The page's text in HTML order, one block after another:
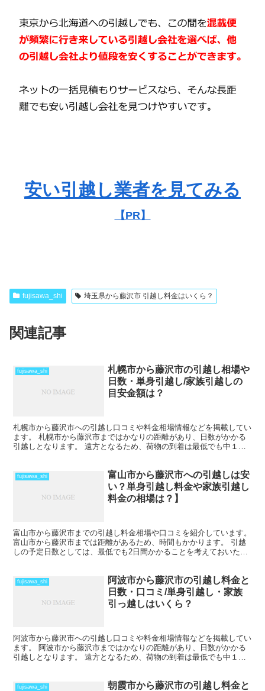
安い引越し業者を見てみる
【PR】
fujisawa_shi 埼玉県から藤沢市 引越し料金はいくら？
関連記事
fujisawa_shi
札幌市から藤沢市の引越し相場や
日数・単身引越し/家族引越しの
目安金額は？
札幌市から藤沢市への引越し口コミや料金相場情報などを掲載してい
ます。 札幌市から藤沢市まではかなりの距離があり、日数がかかる
引越しとなります。 遠方となるため、荷物の到着は最低でも中１日
fujisawa_shi
富山市から藤沢市への引越しは安
い？単身引越し料金や家族引越し
料金の相場は？】
富山市から藤沢市までの引越し料金相場や口コミを紹介しています。
富山市から藤沢市までは距離があるため、時間もかかります。 引越
しの予定日数としては、最低でも2日間かかることを考えておいた方
fujisawa_shi
阿波市から藤沢市の引越し料金と
日数・口コミ/単身引越し・家族
引っ越しはいくら？
阿波市から藤沢市への引越し口コミや料金相場情報などを掲載してい
ます。 阿波市から藤沢市まではかなりの距離があり、日数がかかる
引越しとなります。 遠方となるため、荷物の到着は最低でも中１日
fujisawa_shi
朝霞市から藤沢市の引越し料金と